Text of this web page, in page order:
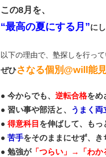
この8月を、
“最高の夏にする月”に
以下の理由で、塾探しを行って
ぜひさなる個別@will能
● 今からでも、 逆転合格をめ
● 習い事や部活と、 うまく両
● 得意科目 を伸ばして、もっ
● 苦手をそのままにせず、き
● 勉強が「つらい」→「わか